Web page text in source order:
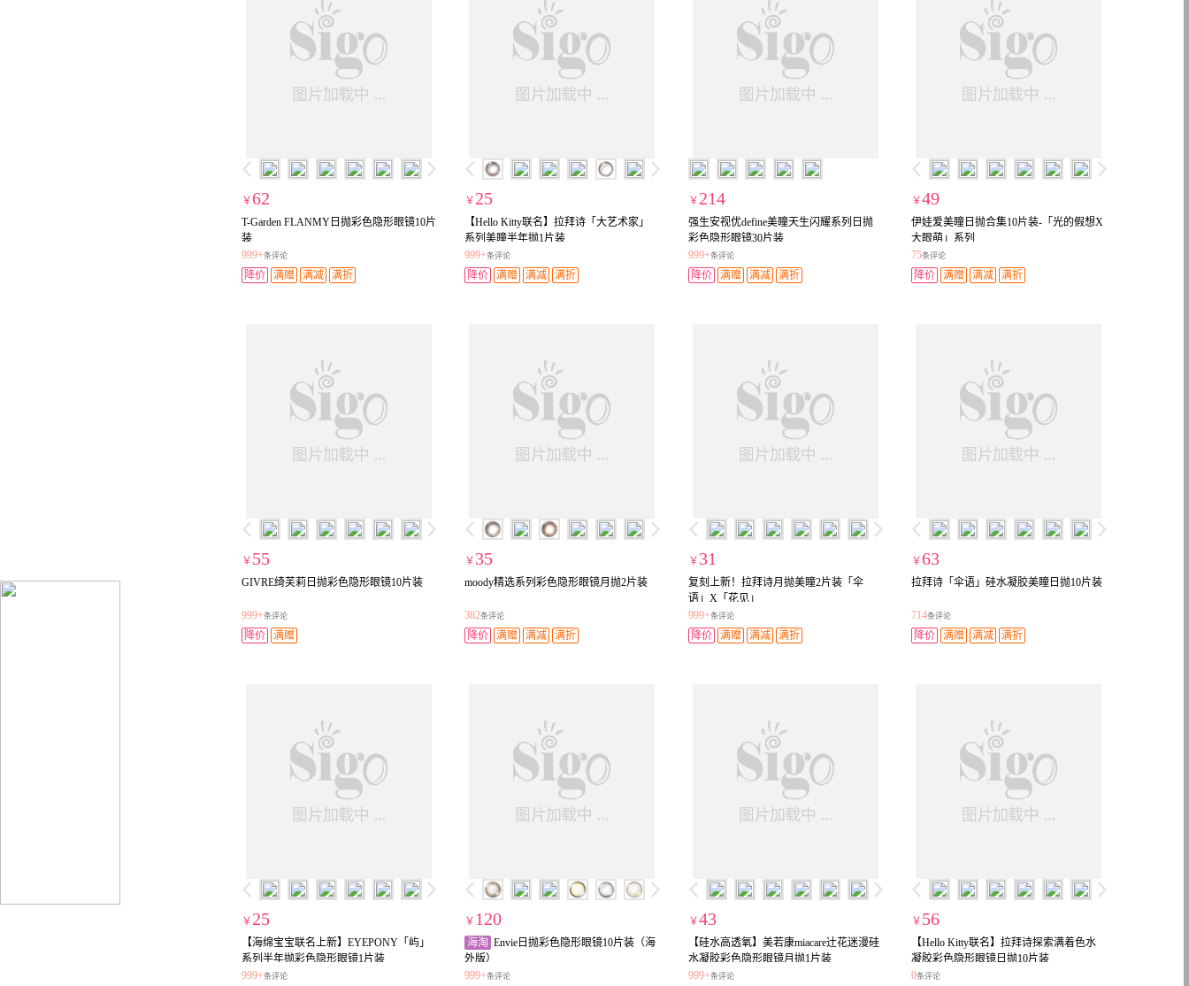
￥62
T-Garden FLANMY日抛彩色隐形眼镜10片
装
999+条评论
降价 满赠 满减 满折
￥25
【Hello Kitty联名】拉拜诗「大艺术家」
系列美瞳半年抛1片装
999+条评论
降价 满赠 满减 满折
￥ 214
强生安视优define美瞳天生闪耀系列日抛
彩色隐形眼镜30片装
999+条评论
降价 满赠 满减 满折
￥49
伊娃爱美瞳日抛合集10片装-「光的假想X
大眼萌」系列
75条评论
降价 满赠 满减 满折
￥ 55
GIVRE绮芙莉日抛彩色隐形眼镜10片装
999+条评论
降价 满赠
￥ 35
moody精选系列彩色隐形眼镜月抛2片装
382条评论
降价 满赠 满减 满折
￥ 31
复刻上新！拉拜诗月抛美瞳2片装「伞
语」X「花见」
999+条评论
降价 满赠 满减 满折
￥63
拉拜诗「伞语」硅水凝胶美瞳日抛10片装
714条评论
降价 满赠 满减 满折
￥ 25
【海绵宝宝联名上新】EYEPONY「屿」
系列半年抛彩色隐形眼镜1片装
999+条评论
￥ 120
海淘 Envie日抛彩色隐形眼镜10片装（海
外版）
999+条评论
￥43
【硅水高透氧】美若康miacare辻花迷漫硅
水凝胶彩色隐形眼镜月抛1片装
999+条评论
￥ 56
【Hello Kitty联名】拉拜诗探索满着色水
凝胶彩色隐形眼镜日抛10片装
0条评论